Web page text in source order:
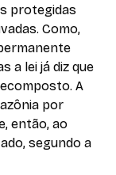
protegidas
Como,
a lei já diz que
A
por
então, ao
segundo a